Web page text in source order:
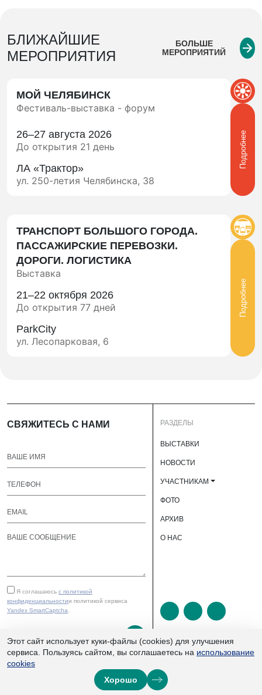
БЛИЖАЙШИЕ
МЕРОПРИЯТИЯ
БОЛЬШЕ
МЕРОПРИЯТИЙ
МОЙ ЧЕЛЯБИНСК
Фестиваль-выставка - форум
26–27 августа 2026
До открытия 21 день
ЛА «Трактор»
ул. 250-летия Челябинска, 38
Подробнее
ТРАНСПОРТ БОЛЬШОГО ГОРОДА.
ПАССАЖИРСКИЕ ПЕРЕВОЗКИ.
ДОРОГИ. ЛОГИСТИКА
Выставка
21–22 октября 2026
До открытия 77 дней
ParkCity
ул. Лесопарковая, 6
Подробнее
СВЯЖИТЕСЬ С НАМИ
Я соглашаюсь с политикой
конфиденциальностии политикой сервиса
Yandex SmartCaptcha
РАЗДЕЛЫ
ВЫСТАВКИ
НОВОСТИ
УЧАСТНИКАМ
ФОТО
АРХИВ
О НАС
ЮУКВЦ «Экспочел» | ©
2013–2026
Этот сайт использует куки-файлы (cookies) для улучшения
сервиса. Пользуясь сайтом, вы соглашаетесь на использование
cookies
Хорошо